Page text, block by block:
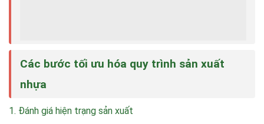
Các bước tối ưu hóa quy trình sản xuất
nhựa
1. Đánh giá hiện trạng sản xuất